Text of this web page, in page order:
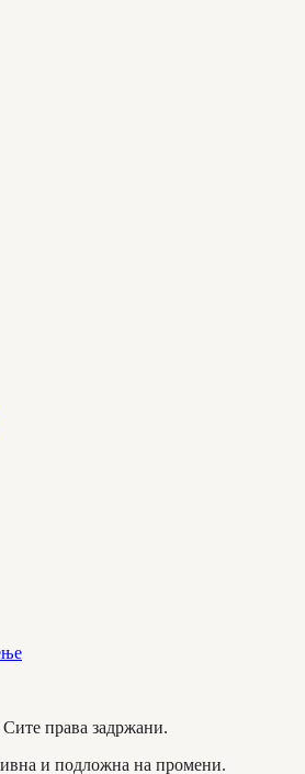
Сите права задржани.
и подложна на промени.